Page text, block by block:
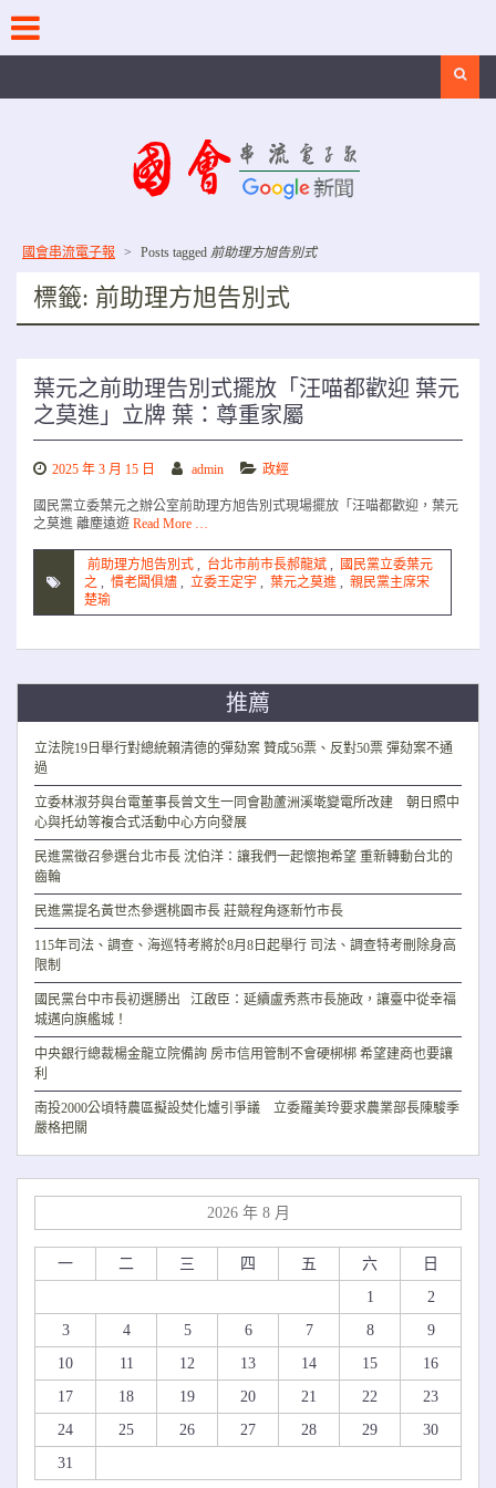
content
國會串流電子報 > Posts tagged 前助理方旭告別式
標籤: 前助理方旭告別式
葉元之前助理告別式擺放「汪喵都歡迎 葉元
之莫進」立牌 葉：尊重家屬
2025 年 3 月 15 日 admin 政經
國民黨立委葉元之辦公室前助理方旭告別式現場擺放「汪喵都歡迎，葉元
之莫進 離塵遠遊 Read More …
前助理方旭告別式 , 台北市前市長郝龍斌 , 國民黨立委葉元
之 , 慣老闆俱燼 , 立委王定宇 , 葉元之莫進 , 親民黨主席宋
楚瑜
推薦
立法院19日舉行對總統賴清德的彈劾案 贊成56票、反對50票 彈劾案不通
過
立委林淑芬與台電董事長曾文生一同會勘蘆洲溪墘變電所改建 朝日照中
心與托幼等複合式活動中心方向發展
民進黨徵召參選台北市長 沈伯洋：讓我們一起懷抱希望 重新轉動台北的
齒輪
民進黨提名黃世杰參選桃園市長 莊競程角逐新竹市長
115年司法、調查、海巡特考將於8月8日起舉行 司法、調查特考刪除身高
限制
國民黨台中市長初選勝出 江啟臣：延續盧秀燕市長施政，讓臺中從幸福
城邁向旗艦城！
中央銀行總裁楊金龍立院備詢 房市信用管制不會硬梆梆 希望建商也要讓
利
南投2000公頃特農區擬設焚化爐引爭議 立委羅美玲要求農業部長陳駿季
嚴格把關
2026 年 8 月
一 二 三 四 五 六
日
1
2
3
4 5 6 7 8
9
10
11 12 13 14 15
16
17
18 19 20 21 22
23
24
25 26 27 28 29
30
31